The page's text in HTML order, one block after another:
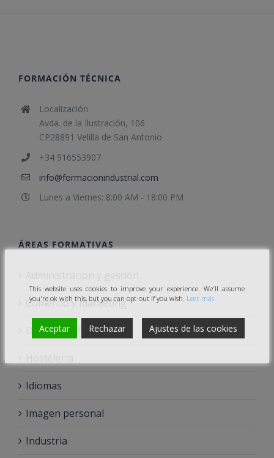
FORMACIÓN TÉCNICA
Localización
Avda. de la Ilustración, 106
CP28891 Velilla de San Antonio
+34 916553907
info@formacionindustrial.com
Lunes a Viernes: 8:00 AM - 18:00 PM
ÁREAS FORMATIVAS
Comercio y marketing
Docencia – formación
Idiomas
Imagen personal
Industria
This website uses cookies to improve your experience. We'll assume
you're ok with this, but you can opt-out if you wish. Leer más
Aceptar Rechazar Ajustes de las cookies